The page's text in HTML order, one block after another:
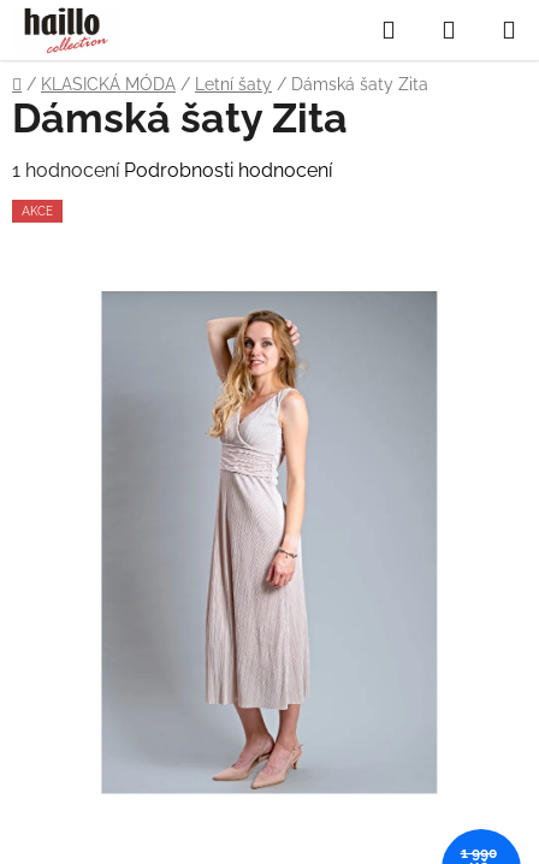
Přejít
obsah
Hledat
KOŠÍK
Domů
/ KLASICKÁ MÓDA / Letní šaty / Dámská šaty Zita
Dámská šaty Zita
Průměrné
hodnocení
1 hodnocení Podrobnosti hodnocení
AKCE
1 990